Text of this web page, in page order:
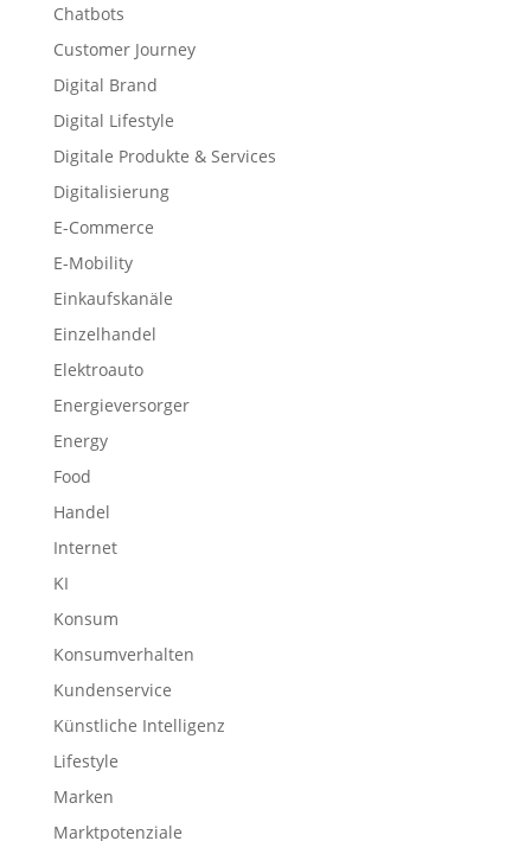
Chatbots
Customer Journey
Digital Brand
Digital Lifestyle
Digitale Produkte & Services
Digitalisierung
E-Commerce
E-Mobility
Einkaufskanäle
Einzelhandel
Elektroauto
Energieversorger
Energy
Food
Handel
Internet
KI
Konsum
Konsumverhalten
Kundenservice
Künstliche Intelligenz
Lifestyle
Marken
Marktpotenziale